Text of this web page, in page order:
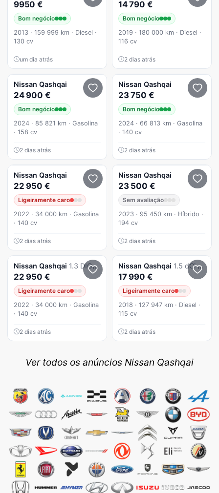
9950 €
Bom negócio
2013 · 159 999 km · Diesel ·
130 cv
um dia atrás
14 790 €
Bom negócio
2019 · 180 000 km · Diesel ·
116 cv
2 dias atrás
Nissan Qashqai
24 900 €
Bom negócio
2024 · 85 821 km · Gasolina
· 158 cv
2 dias atrás
Nissan Qashqai
23 750 €
Bom negócio
2024 · 66 813 km · Gasolina
· 140 cv
2 dias atrás
Nissan Qashqai
22 950 €
Ligeiramente caro
2022 · 34 000 km · Gasolina
· 140 cv
2 dias atrás
Nissan Qashqai
23 500 €
Sem avaliação
2023 · 95 450 km · Híbrido ·
194 cv
2 dias atrás
Nissan Qashqai 1.3 DIG-T Acenta
22 950 €
Ligeiramente caro
2022 · 34 000 km · Gasolina
· 140 cv
2 dias atrás
Nissan Qashqai 1.5 dCi N-Connecta J18
17 990 €
Ligeiramente caro
2018 · 127 947 km · Diesel ·
115 cv
2 dias atrás
Ver todos os anúncios Nissan Qashqai